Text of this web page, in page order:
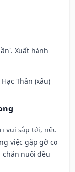
Xuất hành
Thần (xấu)
vui sắp tới, nếu
việc gặp gỡ có
chăn nuôi đều